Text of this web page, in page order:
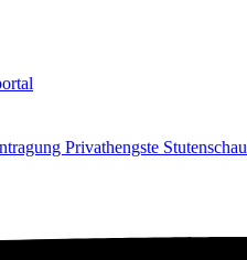
Privathengste Stutenschau